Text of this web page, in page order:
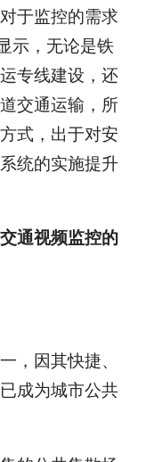
于监控的需求
示，无论是铁
专线建设，还
交通运输，所
式，出于对安
统的实施提升
通视频监控的
因其快捷、
成为城市公共